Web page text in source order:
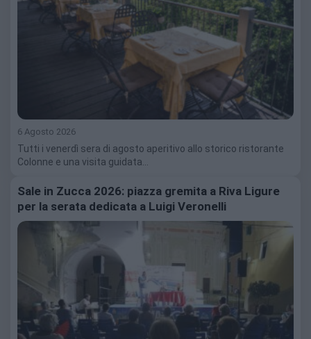
6 Agosto 2026
Tutti i venerdì sera di agosto aperitivo allo storico ristorante
Colonne e una visita guidata…
Sale in Zucca 2026: piazza gremita a Riva Ligure
per la serata dedicata a Luigi Veronelli